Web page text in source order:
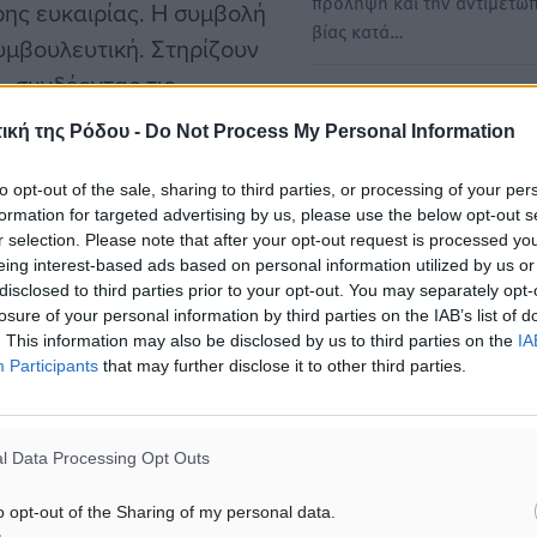
της Ρόδου - Do Not Process My Personal Information
opt-out of the sale, sharing to third parties, or processing of your
for targeted advertising by us, please use the below opt-out
selection. Please note that after your opt-out request is processed
interest-based ads based on personal information utilized by us
to third parties prior to your opt-out. You may separately
of your personal information by third parties on the IAB’s list of
This information may also be disclosed by us to third parties on the
Participants that may further disclose it to other third parties.
Data Processing Opt Outs
opt-out of the Sharing of my personal data.
ευκαιρίας. Η συμβολή
Στηρίζουν
συνδέοντας τις
και Εργασία», και
ευαισθητοποίησης
και διακρίσεις, αλλά
Το Συμβουλευτικό
από το
προγράμματα σε
με εθνικές πολιτικές
δομές.
δημιούργησαν στη
βίας κατά…
διυπουργική συνέντευξη
Στρατηγικής για την…
Ο Υφυπουργός παρά τω
Πρωθυπουργώ και
Εκπρόσωπος Παύλος
ανέφερε κατά…
ΜΗ ΣΩΠΑΙΝΕΙΣ ΣΤΗ ΒΙΑ –
Η Πρωτοβουλία κατά των
γυναικοκτονιών, στην